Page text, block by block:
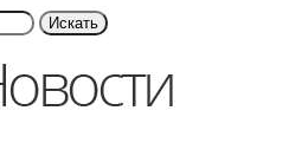
Искать